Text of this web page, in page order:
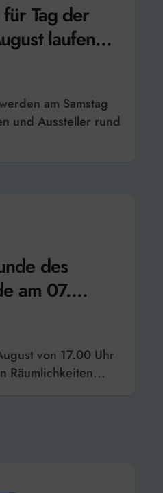
Tag der
laufen
und Aussteller rund
des
am 07.
erbeten
Räumlichkeiten...